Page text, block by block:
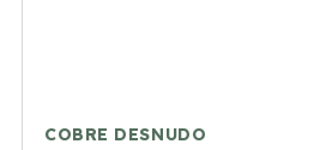
COBRE DESNUDO